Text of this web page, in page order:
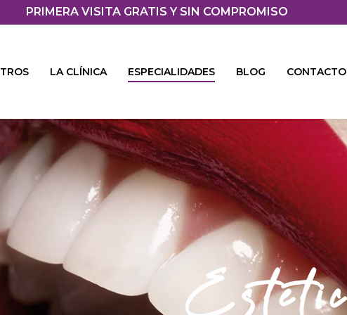
PRIMERA VISITA GRATIS Y SIN COMPROMISO
LA CLÍNICA ESPECIALIDADES BLOG CONTACTO